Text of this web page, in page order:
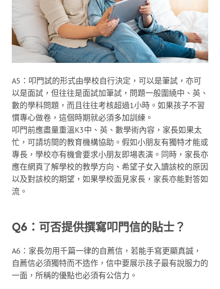
A5：叩門試的形式由學校自行決定，可以是筆試，亦可
以是面試，但往往是面試加筆試，問題一般圍繞中、英、
數的學科問題，而且往往考核超過1小時。如果孩子不習
慣專心做卷，這個時期就必須多加訓練。
叩門前應盡量重溫K3中、英、數學術內容，家長如果太
忙，可請坊間的教育機構協助。假如小朋友有獨特才能或
專長，學校亦有機會要求小朋友即場表演。同時，家長亦
應在網頁了解學校的教學方向、希望子女入讀該校的原因
以及對該校的期望，如果學校面見家長，家長亦能對答如
流。
Q6：可否提供撰寫叩門信的貼士？
A6：家長勿用千篇一律的自薦信，若能手寫更顯真誠，
自薦信必須獨特而不造作，信中要展示孩子最有說服力的
一面，所稱的優點也必須有公信力。